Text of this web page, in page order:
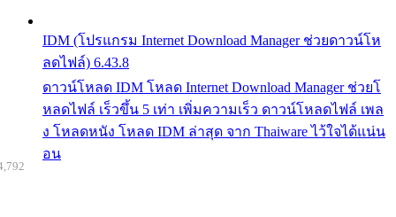
IDM (โปรแกรม Internet Download Manager ช่วยดาวน์โห
ลดไฟล์) 6.43.8
ดาวน์โหลด IDM โหลด Internet Download Manager ช่วยโ
หลดไฟล์ เร็วขึ้น 5 เท่า เพิ่มความเร็ว ดาวน์โหลดไฟล์ เพล
ง โหลดหนัง โหลด IDM ล่าสุด จาก Thaiware ไว้ใจได้แน่น
อน